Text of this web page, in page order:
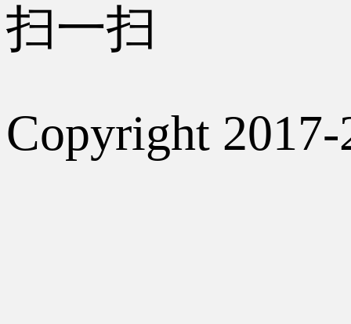
扫一扫
Copyright